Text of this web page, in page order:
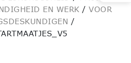
EN WERK /VOOR
/